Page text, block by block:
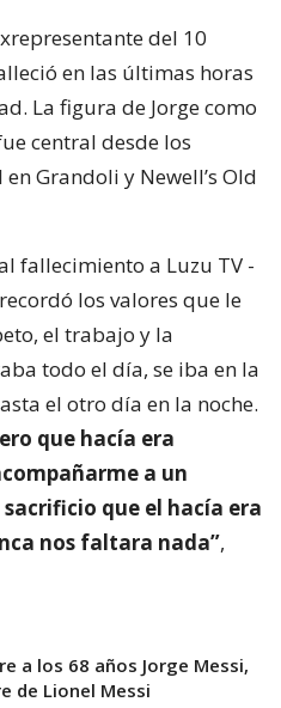
del 10
en las últimas horas
La figura de Jorge como
central desde los
Grandoli y Newell’s Old
fallecimiento a Luzu TV -
los valores que le
el trabajo y la
todo el día, se iba en la
el otro día en la noche.
que hacía era
a un
que el hacía era
nos faltara nada”,
a los 68 años Jorge Messi,
de Lionel Messi